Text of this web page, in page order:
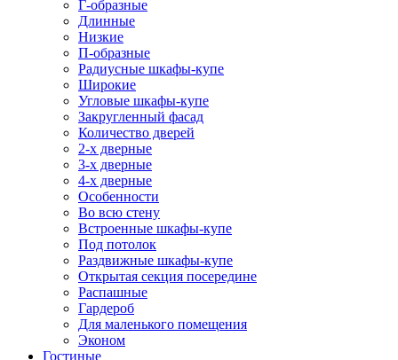
Г-образные
Длинные
Низкие
П-образные
Радиусные шкафы-купе
Широкие
Угловые шкафы-купе
Закругленный фасад
Количество дверей
2-х дверные
3-х дверные
4-х дверные
Особенности
Во всю стену
Встроенные шкафы-купе
Под потолок
Раздвижные шкафы-купе
Открытая секция посередине
Распашные
Гардероб
Для маленького помещения
Эконом
Гостиные